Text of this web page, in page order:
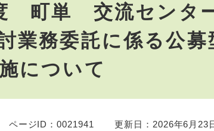
町単 交流センタ
業務委託に係る公
について
ページID：0021941 更新日：2026年6月23